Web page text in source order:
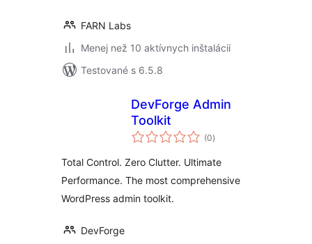
FARN Labs
Menej než 10 aktívnych inštalácií
Testované s 6.5.8
DevForge Admin
Toolkit
(0celkové
hodnotenie
)
Total Control. Zero Clutter. Ultimate
Performance. The most comprehensive
WordPress admin toolkit.
DevForge